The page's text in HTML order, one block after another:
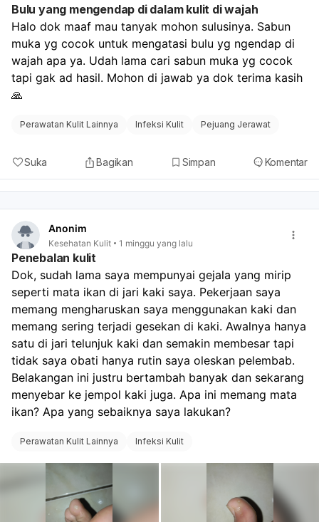
Bulu yang mengendap di dalam kulit di wajah
Halo dok maaf mau tanyak mohon sulusinya. Sabun
muka yg cocok untuk mengatasi bulu yg ngendap di
wajah apa ya. Udah lama cari sabun muka yg cocok
tapi gak ad hasil. Mohon di jawab ya dok terima kasih
🙏
Perawatan Kulit Lainnya Infeksi Kulit Pejuang Jerawat
Suka Bagikan Simpan Komentar
Anonim
Kesehatan Kulit 1 minggu yang lalu
Penebalan kulit
Dok, sudah lama saya mempunyai gejala yang mirip
seperti mata ikan di jari kaki saya. Pekerjaan saya
memang mengharuskan saya menggunakan kaki dan
memang sering terjadi gesekan di kaki. Awalnya hanya
satu di jari telunjuk kaki dan semakin membesar tapi
tidak saya obati hanya rutin saya oleskan pelembab.
Belakangan ini justru bertambah banyak dan sekarang
menyebar ke jempol kaki juga. Apa ini memang mata
ikan? Apa yang sebaiknya saya lakukan?
Perawatan Kulit Lainnya Infeksi Kulit